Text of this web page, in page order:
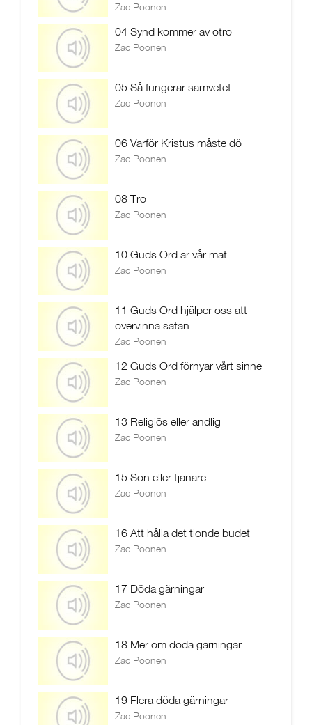
Zac Poonen
04 Synd kommer av otro
Zac Poonen
05 Så fungerar samvetet
Zac Poonen
06 Varför Kristus måste dö
Zac Poonen
08 Tro
Zac Poonen
10 Guds Ord är vår mat
Zac Poonen
11 Guds Ord hjälper oss att
övervinna satan
Zac Poonen
12 Guds Ord förnyar vårt sinne
Zac Poonen
13 Religiös eller andlig
Zac Poonen
15 Son eller tjänare
Zac Poonen
16 Att hålla det tionde budet
Zac Poonen
17 Döda gärningar
Zac Poonen
18 Mer om döda gärningar
Zac Poonen
19 Flera döda gärningar
Zac Poonen